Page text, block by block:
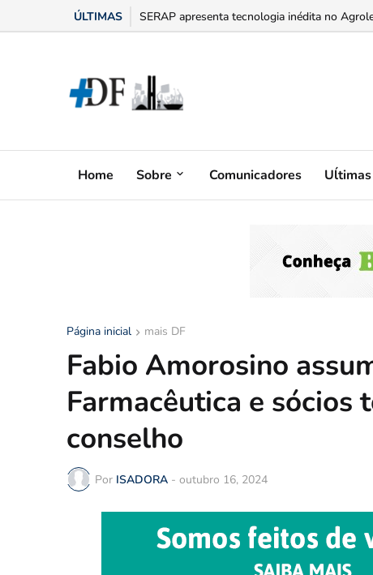
ÚLTIMAS “Bumbum triste” na menopausa: o adesivo
Home Sobre Comunicadores Uĺtimas
Página inicial mais DF
Fabio Amorosino
Farmacêutica e sócios
conselho
Por ISADORA - outubro 16, 2024